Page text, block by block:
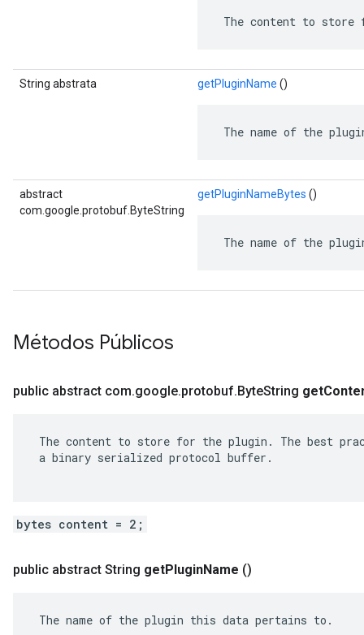
The content to
String abstrata getPluginName ()
The name of the
abstract
com.google.protobuf.ByteString
getPluginNameBytes ()
The name of the
Métodos Públicos
public abstract com.google.protobuf.ByteString get
The content to store for the plugin. The best
a binary serialized protocol buffer.
bytes content = 2;
public abstract String getPluginName ()
The name of the plugin this data pertains to.